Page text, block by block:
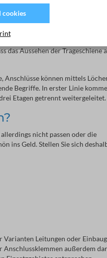
Tatsache, dass sie auf einer
das Aussehen der Trageschiene
Anschlüsse können mittels
Begriffe. In erster Linie
Etagen getrennt weitergeleitet.
nicht passen oder die
ins Geld. Stellen Sie sich
Leitungen oder
außerdem
cookies